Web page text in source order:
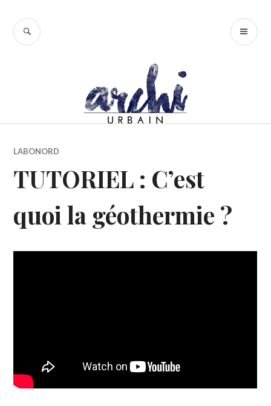
contenu
RECHERCHE
LABONORD
TUTORIEL : C’est
quoi la géothermie ?